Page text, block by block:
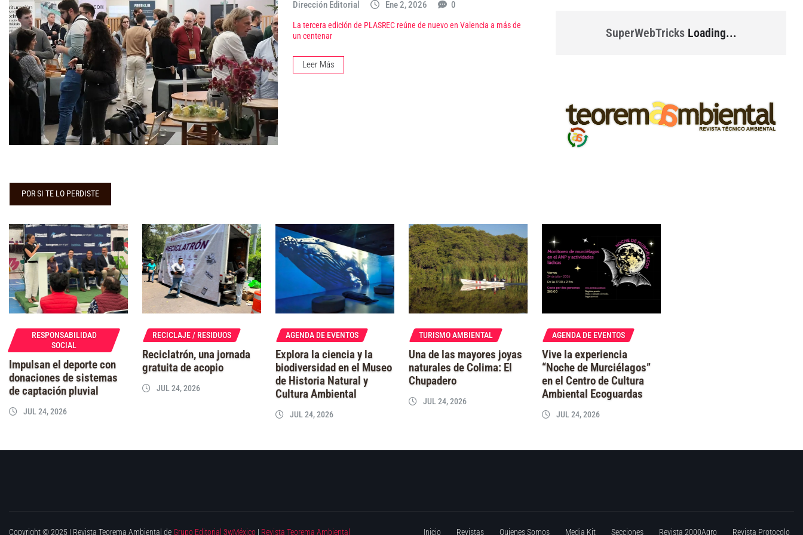
Dirección Editorial Ene 2, 2026 0
La tercera edición de PLASREC reúne de nuevo en Valencia a más de
un centenar
Leer Más
SuperWebTricksLoading...
POR SI TE LO PERDISTE
RESPONSABILIDAD
SOCIAL
Impulsan el deporte con
donaciones de sistemas
de captación pluvial
JUL 24, 2026
RECICLAJE / RESIDUOS
Reciclatrón, una jornada
gratuita de acopio
JUL 24, 2026
AGENDA DE EVENTOS
Explora la ciencia y la
biodiversidad en el Museo
de Historia Natural y
Cultura Ambiental
JUL 24, 2026
TURISMO AMBIENTAL
Una de las mayores joyas
naturales de Colima: El
Chupadero
JUL 24, 2026
AGENDA DE EVENTOS
Vive la experiencia
“Noche de Murciélagos”
en el Centro de Cultura
Ambiental Ecoguardas
JUL 24, 2026
Copyright © 2025 | Revista Teorema Ambiental de Grupo Editorial 3wMéxico | Revista Teorema Ambiental Inicio Revistas Quienes Somos Media Kit Secciones Revista 2000Agro Revista Protocolo